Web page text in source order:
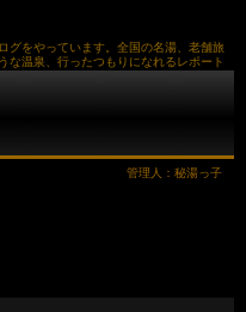
グをやっています。全国の名湯、老舗旅
な温泉、行ったつもりになれるレポート
管理人：秘湯っ子